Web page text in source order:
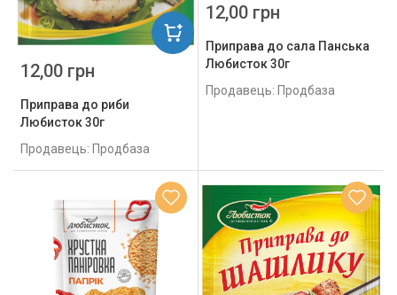
Приправа до риби
Любисток 30г
Продавець: Продбаза
12,00 грн
Приправа до сала Панська
Любисток 30г
Продавець: Продбаза
12,00 грн